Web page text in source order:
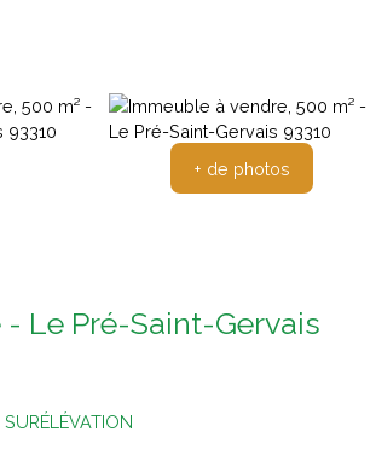
+ de photos
Le Pré-Saint-Gervais